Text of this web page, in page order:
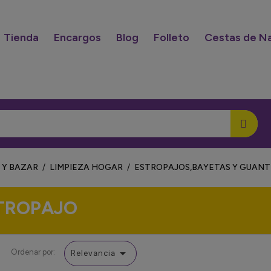
Tienda Encargos Blog Folleto Cestas de
BAZAR LIMPIEZA HOGAR ESTROPAJOS,BAYETAS Y
Ordenar por: Relevancia 